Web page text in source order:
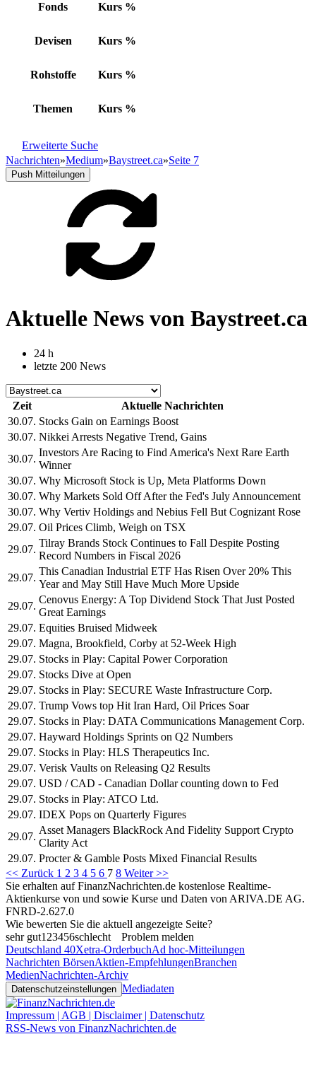
Fonds Kurs %
Devisen Kurs %
Rohstoffe Kurs %
Themen Kurs %
Erweiterte Suche
Nachrichten»Medium»Baystreet.ca»Seite 7
Push Mitteilungen
Aktuelle News von Baystreet.ca
24 h
letzte 200 News
Zeit
Aktuelle Nachrichten
30.07. Stocks Gain on Earnings Boost
30.07. Nikkei Arrests Negative Trend, Gains
30.07.
Investors Are Racing to Find America's Next Rare Earth
Winner
30.07. Why Microsoft Stock is Up, Meta Platforms Down
30.07. Why Markets Sold Off After the Fed's July Announcement
30.07. Why Vertiv Holdings and Nebius Fell But Cognizant Rose
29.07. Oil Prices Climb, Weigh on TSX
29.07.
Tilray Brands Stock Continues to Fall Despite Posting
Record Numbers in Fiscal 2026
29.07.
This Canadian Industrial ETF Has Risen Over 20% This
Year and May Still Have Much More Upside
29.07.
Cenovus Energy: A Top Dividend Stock That Just Posted
Great Earnings
29.07. Equities Bruised Midweek
29.07. Magna, Brookfield, Corby at 52-Week High
29.07. Stocks in Play: Capital Power Corporation
29.07. Stocks Dive at Open
29.07. Stocks in Play: SECURE Waste Infrastructure Corp.
29.07. Trump Vows top Hit Iran Hard, Oil Prices Soar
29.07. Stocks in Play: DATA Communications Management Corp.
29.07. Hayward Holdings Sprints on Q2 Numbers
29.07. Stocks in Play: HLS Therapeutics Inc.
29.07. Verisk Vaults on Releasing Q2 Results
29.07. USD / CAD - Canadian Dollar counting down to Fed
29.07. Stocks in Play: ATCO Ltd.
29.07. IDEX Pops on Quarterly Figures
29.07.
Asset Managers BlackRock And Fidelity Support Crypto
Clarity Act
29.07. Procter & Gamble Posts Mixed Financial Results
<< Zurück 1 2 3 4 5 6 7 8 Weiter >>
Sie erhalten auf FinanzNachrichten.de kostenlose Realtime-
Aktienkurse von und sowie Kurse und Daten von ARIVA.DE AG.
FNRD-2.627.0
Wie bewerten Sie die aktuell angezeigte Seite?
sehr gut1 23456schlecht
Problem melden
Deutschland 40Xetra-OrderbuchAd hoc-Mitteilungen
Nachrichten BörsenAktien-EmpfehlungenBranchen
MedienNachrichten-Archiv
Datenschutzeinstellungen Mediadaten
Impressum | AGB | Disclaimer | Datenschutz
RSS-News von FinanzNachrichten.de